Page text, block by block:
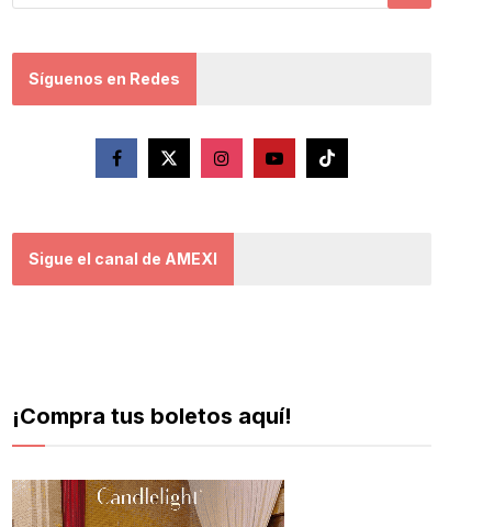
Síguenos en Redes
Sigue el canal de AMEXI
¡Compra tus boletos aquí!